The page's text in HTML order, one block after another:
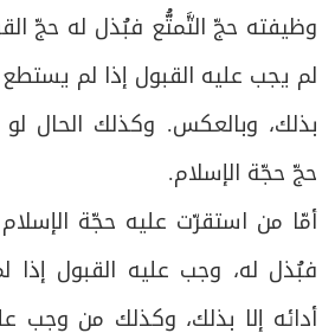
وظيفته حجّ التَّمتُّع فبُذل له حجّ
لم يجب عليه القبول إذا لم
بذلك، وبالعكس. وكذلك الحال
حجّ حجّة الإسلام.
أمّا من استقرّت عليه حجّة
فبُذل له، وجب عليه القبول
أدائه إلا بذلك، وكذلك من وجب